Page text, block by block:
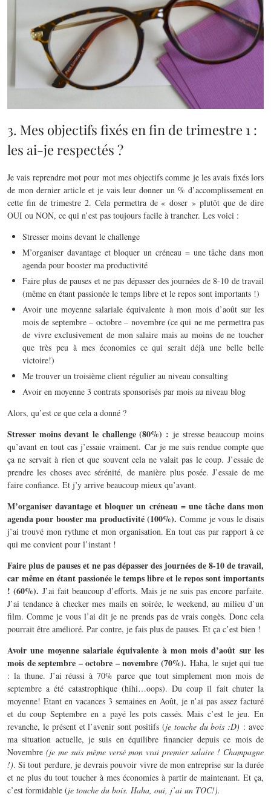
3. Mes objectifs fixés en fin de trimestre 1 :
les ai-je respectés ?
Je vais reprendre mot pour mot mes objectifs comme je les avais fixés lors
de mon dernier article et je vais leur donner un % d’accomplissement en
cette fin de trimestre 2. Cela permettra de « doser » plutôt que de dire
OUI ou NON, ce qui n’est pas toujours facile à trancher. Les voici :
Stresser moins devant le challenge
M’organiser davantage et bloquer un créneau = une tâche dans mon
agenda pour booster ma productivité
Faire plus de pauses et ne pas dépasser des journées de 8-10 de travail
(même en étant passionée le temps libre et le repos sont importants !)
Avoir une moyenne salariale équivalente à mon mois d’août sur les
mois de septembre – octobre – novembre (ce qui ne me permettra pas
de vivre exclusivement de mon salaire mais au moins de ne toucher
que très peu à mes économies ce qui serait déjà une belle belle
victoire!)
Me trouver un troisième client régulier au niveau consulting
Avoir en moyenne 3 contrats sponsorisés par mois au niveau blog
Alors, qu’est ce que cela a donné ?
Stresser moins devant le challenge (80%) : je stresse beaucoup moins
qu’avant en tout cas j’essaie vraiment. Car je me suis rendue compte que
ça ne servait à rien et que souvent cela ne valait pas le coup. J’essaie de
prendre les choses avec sérénité, de manière plus posée. J’essaie de me
faire confiance. Et j’y arrive beaucoup mieux qu’avant.
M’organiser davantage et bloquer un créneau = une tâche dans mon
agenda pour booster ma productivité (100%).Comme je vous le disais
j’ai trouvé mon rythme et mon organisation. En tout cas par rapport à ce
qui me convient pour l’instant !
Faire plus de pauses et ne pas dépasser des journées de 8-10 de travail,
car même en étant passionée le temps libre et le repos sont importants
! (60%). J’ai fait beaucoup d’efforts. Mais je ne suis pas encore parfaite.
J’ai tendance à checker mes mails en soirée, le weekend, au milieu d’un
film. Comme je vous l’ai dit je ne prends pas de vrais congès. Donc cela
pourrait être amélioré. Par contre, je fais plus de pauses. Et ça c’est bien !
Avoir une moyenne salariale équivalente à mon mois d’août sur les
mois de septembre – octobre – novembre (70%). Haha, le sujet qui tue
: la thune. J’ai réussi à 70% parce que tout simplement mon mois de
septembre a été catastrophique (hihi…oops). Du coup il fait chuter la
moyenne! Etant en vacances 3 semaines en Août, je n’ai pas assez facturé
et du coup Septembre en a payé les pots cassés. Mais c’est le jeu. En
revanche, le présent et l’avenir sont positifs (je touche du bois :D) : avec
ma situation actuelle, je suis en équilibre financier depuis ce mois de
Novembre (je me suis même versé mon vrai premier salaire ! Champagne
!). Si tout perdure, je devrais pouvoir vivre de mon entreprise sur la durée
et ne plus du tout toucher à mes économies à partir de maintenant. Et ça,
c’est formidable (je touche du bois. Haha, oui, j’ai un TOC!).